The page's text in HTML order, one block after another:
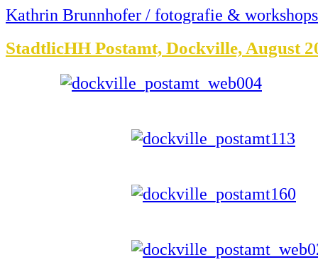
Kathrin Brunnhofer / fotografie & workshops
StadtlicHH Postamt, Dockville, August